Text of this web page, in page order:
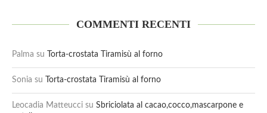
COMMENTI RECENTI
Palma su Torta-crostata Tiramisù al forno
Sonia su Torta-crostata Tiramisù al forno
Leocadia Matteucci su Sbriciolata al cacao,cocco,mascarpone e